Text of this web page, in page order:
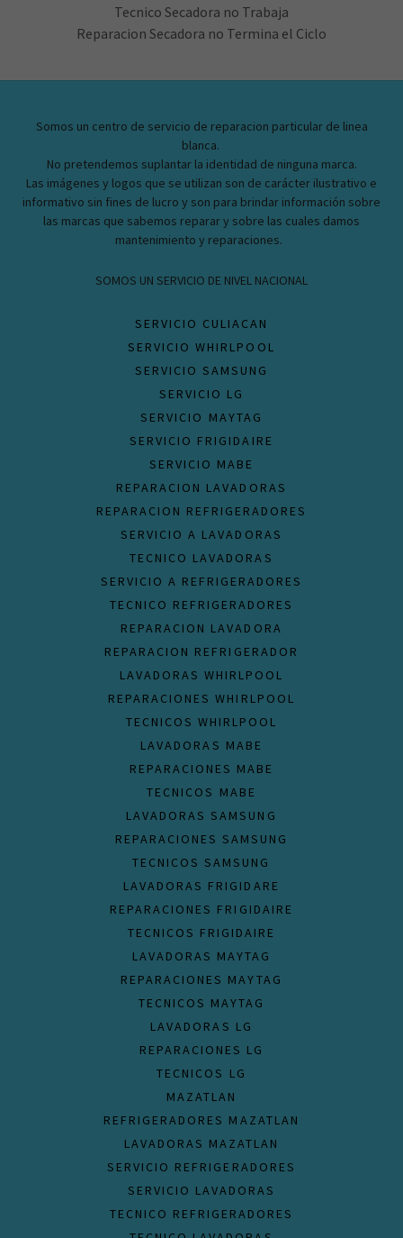
Tecnico Secadora no Trabaja
Reparacion Secadora no Termina el Ciclo
Somos un centro de servicio de reparacion particular de linea
blanca.
No pretendemos suplantar la identidad de ninguna marca.
Las imágenes y logos que se utilizan son de carácter ilustrativo e
informativo sin fines de lucro y son para brindar información sobre
las marcas que sabemos reparar y sobre las cuales damos
mantenimiento y reparaciones.
SOMOS UN SERVICIO DE NIVEL NACIONAL
SERVICIO CULIACAN
SERVICIO WHIRLPOOL
SERVICIO SAMSUNG
SERVICIO LG
SERVICIO MAYTAG
SERVICIO FRIGIDAIRE
SERVICIO MABE
REPARACION LAVADORAS
REPARACION REFRIGERADORES
SERVICIO A LAVADORAS
TECNICO LAVADORAS
SERVICIO A REFRIGERADORES
TECNICO REFRIGERADORES
REPARACION LAVADORA
REPARACION REFRIGERADOR
LAVADORAS WHIRLPOOL
REPARACIONES WHIRLPOOL
TECNICOS WHIRLPOOL
LAVADORAS MABE
REPARACIONES MABE
TECNICOS MABE
LAVADORAS SAMSUNG
REPARACIONES SAMSUNG
TECNICOS SAMSUNG
LAVADORAS FRIGIDARE
REPARACIONES FRIGIDAIRE
TECNICOS FRIGIDAIRE
LAVADORAS MAYTAG
REPARACIONES MAYTAG
TECNICOS MAYTAG
LAVADORAS LG
REPARACIONES LG
TECNICOS LG
MAZATLAN
REFRIGERADORES MAZATLAN
LAVADORAS MAZATLAN
SERVICIO REFRIGERADORES
SERVICIO LAVADORAS
TECNICO REFRIGERADORES